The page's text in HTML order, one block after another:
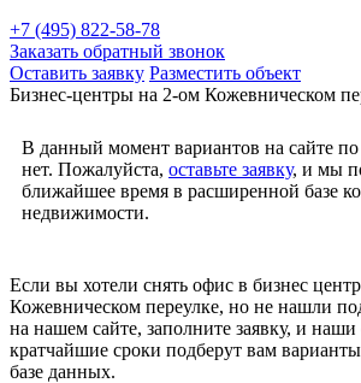
+7 (495) 822-58-78
Заказать обратный звонок
Оставить заявку Разместить объект
Бизнес-центры на 2-ом Кожевническом
В данный момент вариантов на сайте
нет. Пожалуйста, оставьте заявку, и мы
ближайшее время в расширенной базе
недвижимости.
Если вы хотели снять офис в бизнес
Кожевническом переулке, но не нашли
на нашем сайте, заполните заявку, и наши
кратчайшие сроки подберут вам
базе данных.